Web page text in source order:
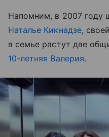
Напомним, в 2007 году
Наталье Кикнадзе,
в семье растут две
10-летняя Валерия.